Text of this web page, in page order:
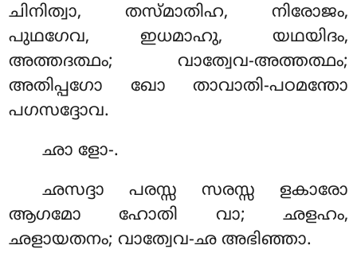
ചിനിത്വാ, തസ്മാതിഹ, നിരോജം,
പുഥഗേവ, ഇധമാഹു, യഥയിദം,
അത്തദത്ഥം; വാത്വേവ-അത്തത്ഥം;
അതിപ്പഗോ ഖോ താവാതി-പഠമന്തോ
പഗസദ്ദോവ.
ഛാ ളോ-.
ഛസദ്ദാ പരസ്സ സരസ്സ ളകാരോ
ആഗമോ ഹോതി വാ; ഛളഹം,
ഛളായതനം; വാത്വേവ-ഛ അഭിഞ്ഞാ.